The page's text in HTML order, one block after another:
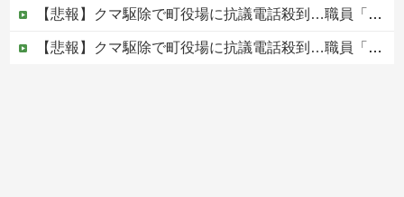
【悲報】クマ駆除で町役場に抗議電話殺到…職員「業務になりません」
【悲報】クマ駆除で町役場に抗議電話殺到…職員「業務になりません」